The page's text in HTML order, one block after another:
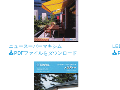
ニュースーパーマキシム
PDFファイルをダウンロード